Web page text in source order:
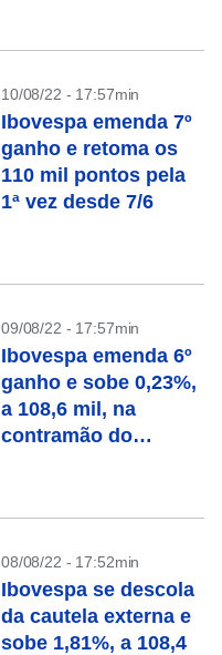
10/08/22 - 17:57min
Ibovespa emenda 7º
ganho e retoma os
110 mil pontos pela
1ª vez desde 7/6
09/08/22 - 17:57min
Ibovespa emenda 6º
ganho e sobe 0,23%,
a 108,6 mil, na
contramão do
08/08/22 - 17:52min
Ibovespa se descola
da cautela externa e
sobe 1,81%, a 108,4